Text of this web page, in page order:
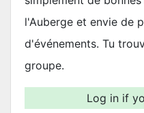
l'Auberge et envie de
d'événements. Tu
groupe.
Log in if